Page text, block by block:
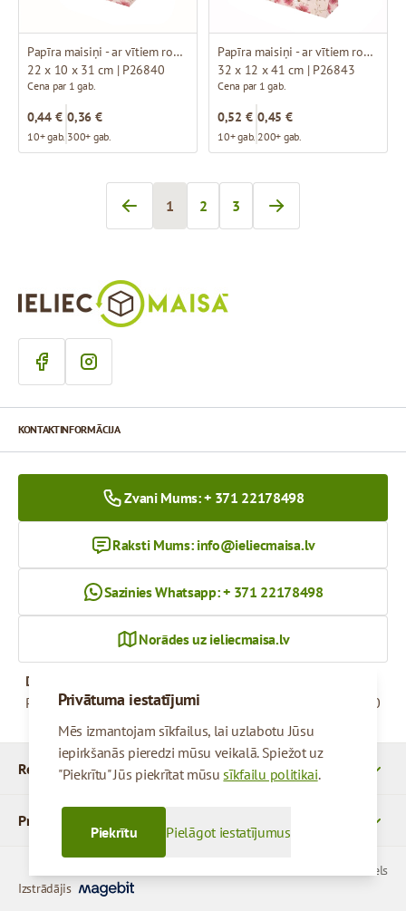
Papīra maisiņi - ar vītiem rokturiem un dizainu
22 x 10 x 31 cm | P26840
Cena par 1 gab.
0,44 €
10+ gab.
0,36 €
300+ gab.
Papīra maisiņi - ar vītiem rokturiem un dizainu
32 x 12 x 41 cm | P26843
Cena par 1 gab.
0,52 €
10+ gab.
0,45 €
200+ gab.
Jūs pašlaik lasāt lapu
1
Lapa
2
Lapa
3
Privātuma iestatījumi
Mēs izmantojam sīkfailus, lai uzlabotu Jūsu
iepirkšanās pieredzi mūsu veikalā. Spiežot uz
"Piekrītu" Jūs piekrītat mūsusīkfailu politikai.
Pielāgot iestatījumus
Piekrītu
Rekvizīti
Produkti
KONTAKTINFORMĀCIJA
Zvani Mums: + 371 22178498
Raksti Mums: info@ieliecmaisa.lv
Sazinies Whatsapp: + 371 22178498
Norādes uz ieliecmaisa.lv
Darba Laiks
Pirmdiena - Piektdiena
09:00 - 17:00
© 2026 SIA Parcels
Izstrādājis